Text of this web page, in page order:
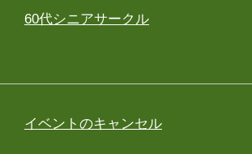
60代シニアサークル
イベントのキャンセル